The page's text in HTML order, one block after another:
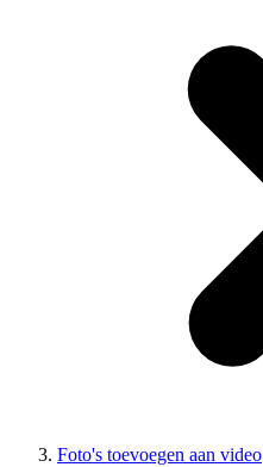
Foto's toevoegen aan video